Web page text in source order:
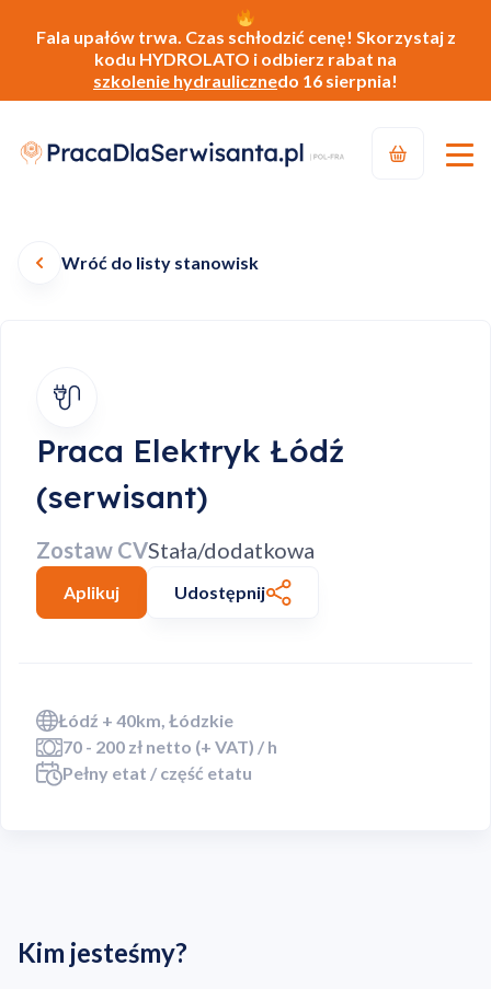
Fala upałów trwa. Czas schłodzić cenę! Skorzystaj z
kodu HYDROLATO i odbierz rabat na
szkolenie hydraulicznedo 16 sierpnia!
Wróć do listy stanowisk
Praca Elektryk Łódź
(serwisant)
Zostaw CVStała/dodatkowa
Aplikuj Udostępnij
Łódź + 40km, Łódzkie
70 - 200 zł netto (+ VAT) / h
Pełny etat / część etatu
Kim jesteśmy?